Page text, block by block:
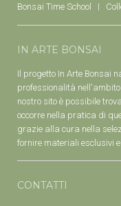
Bonsai Time School
IN ARTE BONSAI
Il progetto In Arte Bonsai
professionalità
nostro sito è possibile
occorre nella pratica di
grazie alla cura nella
fornire materiali esclusivi
CONTATTI